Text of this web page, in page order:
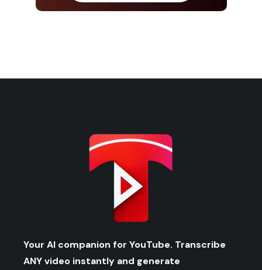
Your AI companion for YouTube. Transcribe
ANY video instantly and generate